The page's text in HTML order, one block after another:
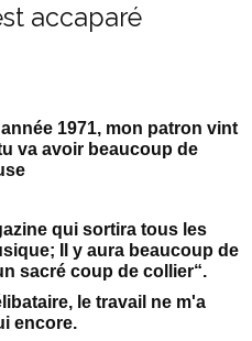
accaparé
1971, mon patron vint
va avoir beaucoup de
qui sortira tous les
Il y aura beaucoup de
sacré coup de collier“.
le travail ne m'a
encore.